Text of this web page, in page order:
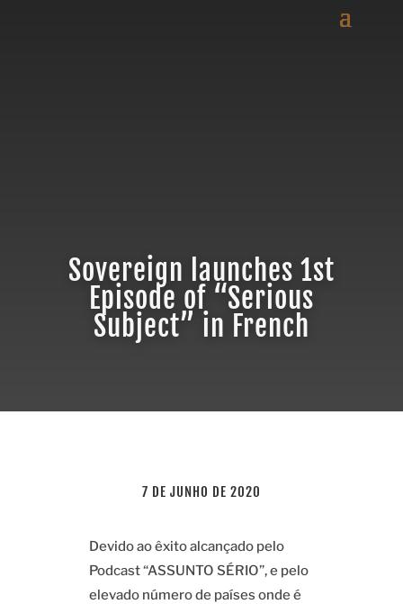
Sovereign launches 1st
Episode of “Serious
Subject” in French
7 DE JUNHO DE 2020
Devido ao êxito alcançado pelo
Podcast “ASSUNTO SÉRIO”, e pelo
elevado número de países onde é